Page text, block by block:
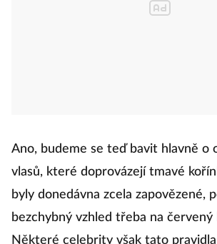
Ano, budeme se teď bavit hlavně o
vlasů, které doprovázejí tmavé
byly donedávna zcela zapovězené,
bezchybný vzhled třeba na červený
Některé celebrity však tato